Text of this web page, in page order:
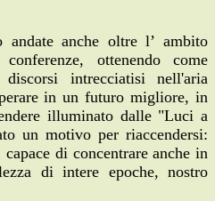
anche oltre l’ ambito
ottenendo come
intrecciatisi nell'aria
in un futuro migliore, in
illuminato dalle "Luci a
un motivo per riaccendersi:
di concentrare anche in
di intere epoche, nostro